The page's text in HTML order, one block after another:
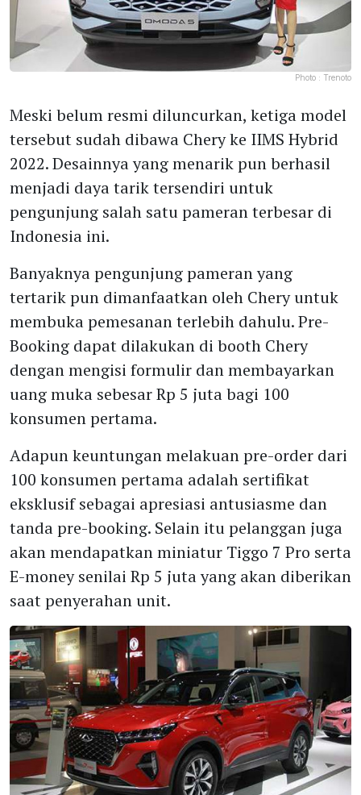
Photo : Trenoto
Meski belum resmi diluncurkan, ketiga model
tersebut sudah dibawa Chery ke IIMS Hybrid
2022. Desainnya yang menarik pun berhasil
menjadi daya tarik tersendiri untuk
pengunjung salah satu pameran terbesar di
Indonesia ini.
Banyaknya pengunjung pameran yang
tertarik pun dimanfaatkan oleh Chery untuk
membuka pemesanan terlebih dahulu. Pre-
Booking dapat dilakukan di booth Chery
dengan mengisi formulir dan membayarkan
uang muka sebesar Rp 5 juta bagi 100
konsumen pertama.
Adapun keuntungan melakuan pre-order dari
100 konsumen pertama adalah sertifikat
eksklusif sebagai apresiasi antusiasme dan
tanda pre-booking. Selain itu pelanggan juga
akan mendapatkan miniatur Tiggo 7 Pro serta
E-money senilai Rp 5 juta yang akan diberikan
saat penyerahan unit.